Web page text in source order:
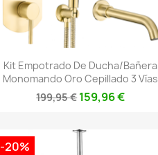
Vista rápida
Kit Empotrado De Ducha/bañera
Monomando Oro Cepillado 3 Vías
199,95 €159,96 €
-20%